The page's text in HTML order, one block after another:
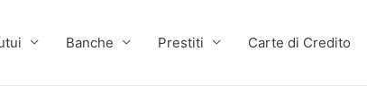
Banche Prestiti Carte di Credito